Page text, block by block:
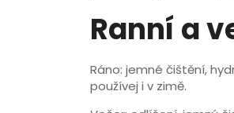
Ranní a
Ráno: jemné čištění,
používej i v zimě.